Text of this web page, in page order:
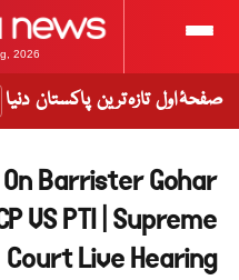
2026
صفحۂ اول تازہ ترین پاکستان دنیا
Barrister Gohar
VS PTI | Supreme
Court Live Hearing